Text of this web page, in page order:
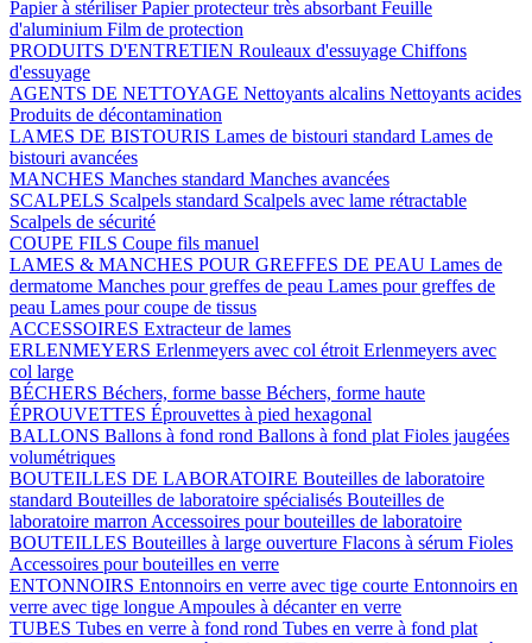
Papier à stériliserPapier protecteur très absorbant Feuille
d'aluminium Film de protection
PRODUITS D'ENTRETIEN Rouleaux d'essuyage Chiffons
d'essuyage
AGENTS DE NETTOYAGE Nettoyants alcalins Nettoyants acides
Produits de décontamination
LAMES DE BISTOURIS Lames de bistouri standard Lames de
bistouri avancées
MANCHES Manches standard Manches avancées
SCALPELS Scalpels standard Scalpels avec lame rétractable
Scalpels de sécurité
COUPE FILS Coupe fils manuel
LAMES & MANCHES POUR GREFFES DE PEAU Lames de
dermatome Manches pour greffes de peau Lames pour greffes de
peau Lames pour coupe de tissus
ACCESSOIRES Extracteur de lames
ERLENMEYERS Erlenmeyers avec col étroit Erlenmeyers avec
col large
BÉCHERS Béchers, forme basse Béchers, forme haute
ÉPROUVETTES Éprouvettes à pied hexagonal
BALLONS Ballons à fond rond Ballons à fond plat Fioles jaugées
volumétriques
BOUTEILLES DE LABORATOIRE Bouteilles de laboratoire
standard Bouteilles de laboratoire spécialisés Bouteilles de
laboratoire marron Accessoires pour bouteilles de laboratoire
BOUTEILLES Bouteilles à large ouverture Flacons à sérum Fioles
Accessoires pour bouteilles en verre
ENTONNOIRS Entonnoirs en verre avec tige courte Entonnoirs en
verre avec tige longue Ampoules à décanter en verre
TUBES Tubes en verre à fond rond Tubes en verre à fond plat